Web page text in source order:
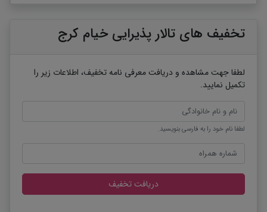
تخفیف های تالار پذیرایی خیام کرج
لطفا جهت مشاهده و دریافت معرفی نامه تخفیف، اطلاعات زیر را
تکمیل نمایید.
لطفا نام خود را به فارسی بنویسید.
دریافت تخفیف